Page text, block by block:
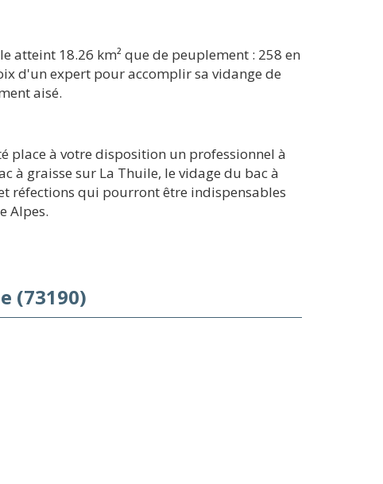
atteint 18.26 km² que de peuplement : 258 en
d'un expert pour accomplir sa vidange de
aisé.
place à votre disposition un professionnel à
graisse sur La Thuile, le vidage du bac à
réfections qui pourront être indispensables
Alpes.
(73190)